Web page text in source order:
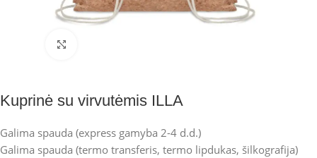
Kuprinė su virvutėmis ILLA
Galima spauda (express gamyba 2-4 d.d.)
Galima spauda (termo transferis, termo lipdukas, šilkografija)